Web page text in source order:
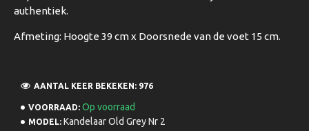
authentiek.
Afmeting: Hoogte 39 cm x Doorsnede van de voet 15 cm.
VOORRAAD: Op voorraad
MODEL: Kandelaar Old Grey Nr 2
AANTAL KEER BEKEKEN: 976